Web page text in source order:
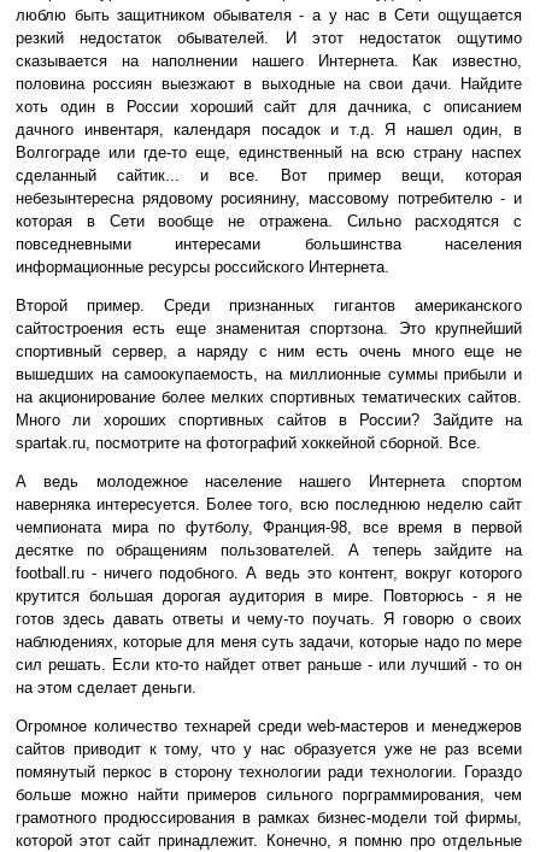
люблю быть защитником обывателя - а у нас в Сети ощущается
резкий недостаток обывателей. И этот недостаток ощутимо
сказывается на наполнении нашего Интернета. Как известно,
половина россиян выезжают в выходные на свои дачи. Найдите
хоть один в России хороший сайт для дачника, с описанием
дачного инвентаря, календаря посадок и т.д. Я нашел один, в
Волгограде или где-то еще, единственный на всю страну наспех
сделанный сайтик... и все. Вот пример вещи, которая
небезынтересна рядовому росиянину, массовому потребителю - и
которая в Сети вообще не отражена. Сильно расходятся с
повседневными интересами большинства населения
информационные ресурсы российского Интернета.
Второй пример. Среди признанных гигантов американского
сайтостроения есть еще знаменитая спортзона. Это крупнейший
спортивный сервер, а наряду с ним есть очень много еще не
вышедших на самоокупаемость, на миллионные суммы прибыли и
на акционирование более мелких спортивных тематических сайтов.
Много ли хороших спортивных сайтов в России? Зайдите на
spartak.ru, посмотрите на фотографий хоккейной сборной. Все.
А ведь молодежное население нашего Интернета спортом
наверняка интересуется. Более того, всю последнюю неделю сайт
чемпионата мира по футболу, Франция-98, все время в первой
десятке по обращениям пользователей. А теперь зайдите на
football.ru - ничего подобного. А ведь это контент, вокруг которого
крутится большая дорогая аудитория в мире. Повторюсь - я не
готов здесь давать ответы и чему-то поучать. Я говорю о своих
наблюдениях, которые для меня суть задачи, которые надо по мере
сил решать. Если кто-то найдет ответ раньше - или лучший - то он
на этом сделает деньги.
Огромное количество технарей среди web-мастеров и менеджеров
сайтов приводит к тому, что у нас образуется уже не раз всеми
помянутый перкос в сторону технологии ради технологии. Гораздо
больше можно найти примеров сильного порграммирования, чем
грамотного продюссирования в рамках бизнес-модели той фирмы,
которой этот сайт принадлежит. Конечно, я помню про отдельные